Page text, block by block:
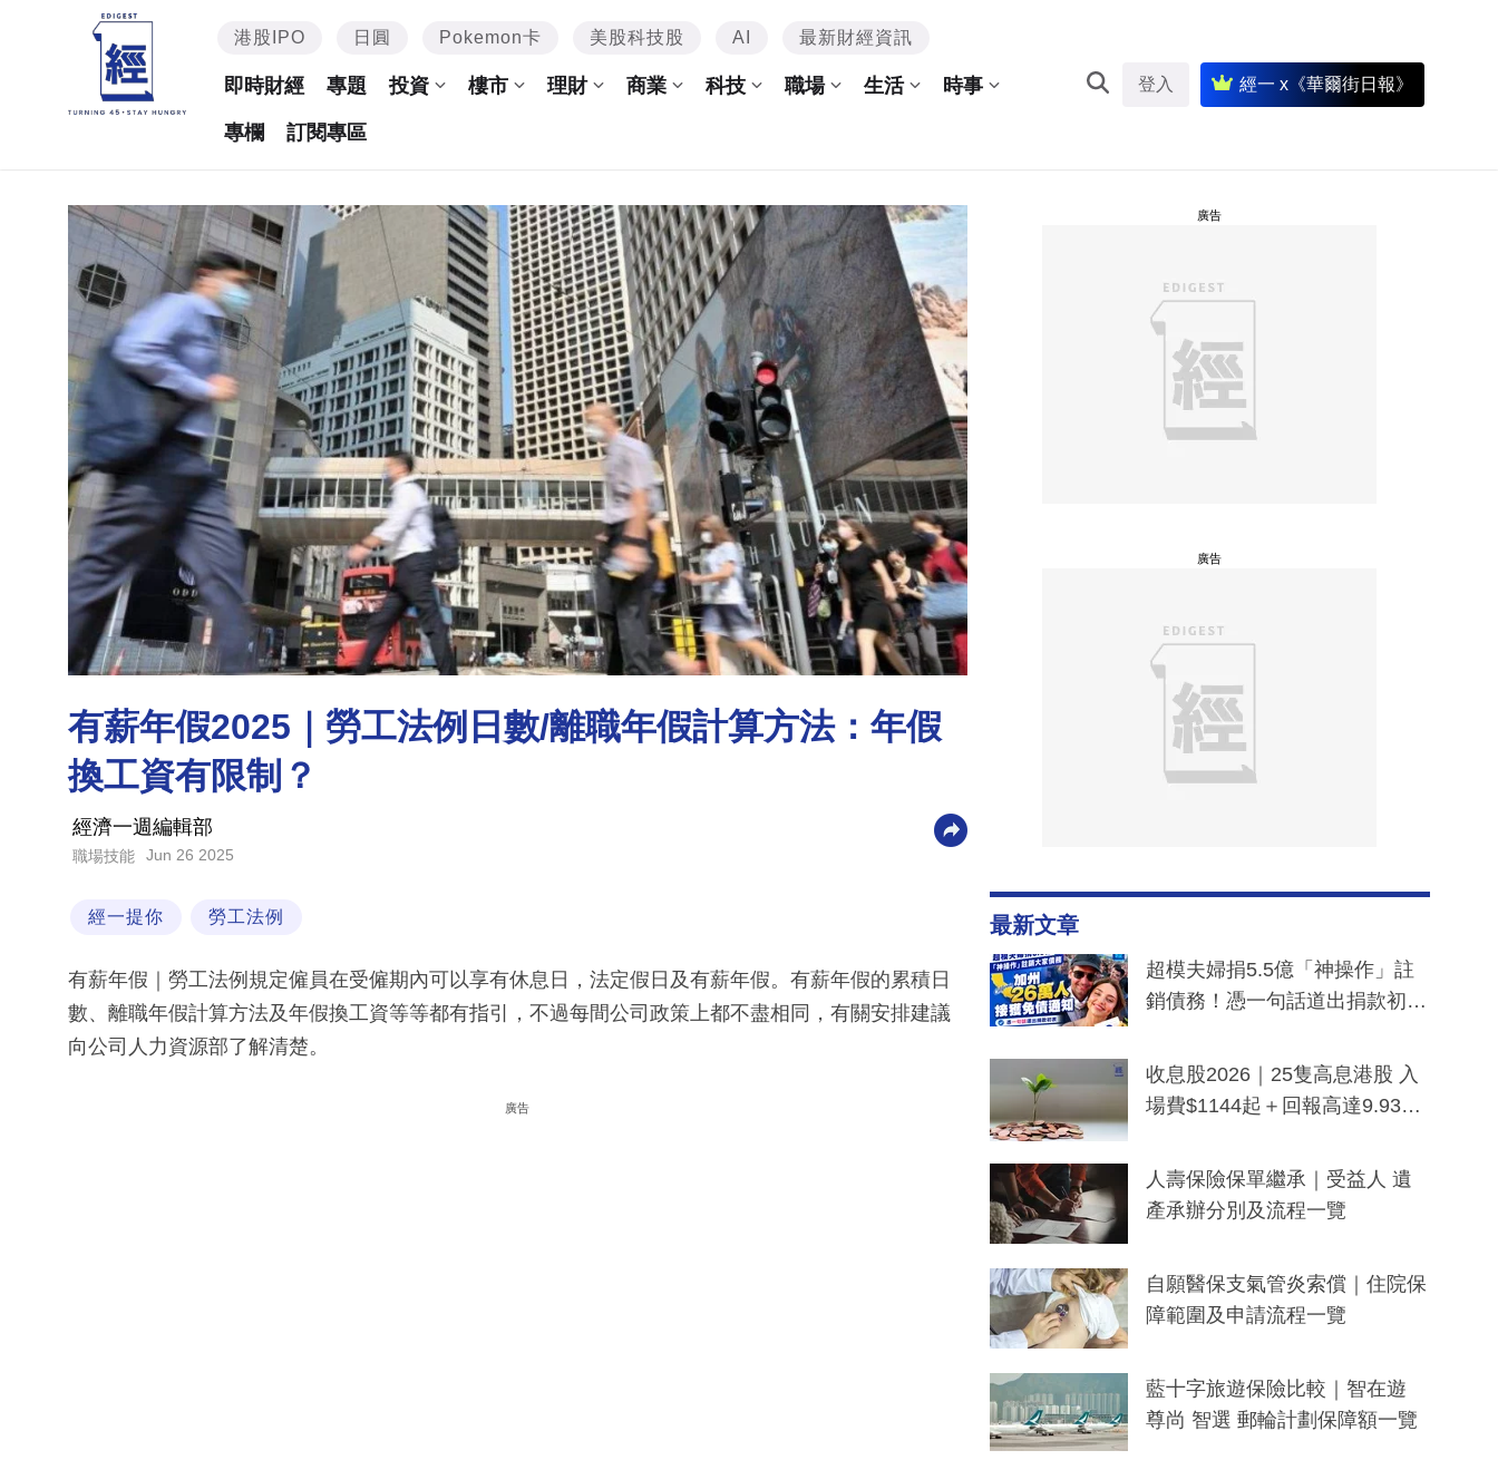
港股IPO 日圓 Pokemon卡 美股科技股 AI 最新財經資訊
即時財經 專題 投資 樓市 理財 商業 科技 職場 生活 時事
專欄 訂閱專區
登入 經一 x《華爾街日報》
有薪年假2025｜勞工法例日數/離職年假計算方法：年假
換工資有限制？
經濟一週編輯部
職場技能 Jun 26 2025
經一提你 勞工法例
有薪年假｜勞工法例規定僱員在受僱期內可以享有休息日，法定假日及有薪年假。有薪年假的累積日
數、離職年假計算方法及年假換工資等等都有指引，不過每間公司政策上都不盡相同，有關安排建議
向公司人力資源部了解清楚。
廣告
廣告
廣告
最新文章
超模夫婦捐5.5億「神操作」註
銷債務！憑一句話道出捐款初
一度被誤當詐騙手段
收息股2026｜25隻高息港股 入
場費$1144起＋回報高達9.93
人壽保險保單繼承｜受益人 遺
產承辦分別及流程一覽
自願醫保支氣管炎索償｜住院保
障範圍及申請流程一覽
藍十字旅遊保險比較｜智在遊
尊尚 智選 郵輪計劃保障額一覽